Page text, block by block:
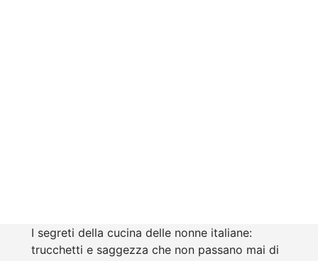
I segreti della cucina delle nonne italiane:
trucchetti e saggezza che non passano mai di